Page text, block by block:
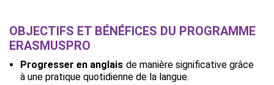
OBJECTIFS ET BÉNÉFICES DU PROGRAMME
ERASMUSPRO
Progresser en anglais de manière significative grâce
à une pratique quotidienne de la langue.